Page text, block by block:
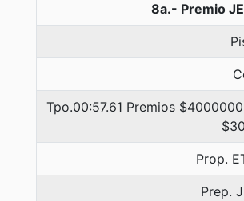
8a.- Premio
Tpo.00:57.61 Premios
Prop.
Prep.